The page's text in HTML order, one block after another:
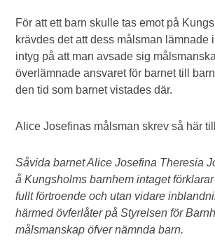
För att ett barn skulle tas emot på
krävdes det att dess målsman lämnade
intyg på att man avsade sig
överlämnade ansvaret för barnet till
den tid som barnet vistades där.
Alice Josefinas målsman skrev så här
Såvida barnet Alice Josefina Theresia
å Kungsholms barnhem intaget
fullt förtroende och utan vidare
härmed övferlåter på Styrelsen för
målsmanskap öfver nämnda barn.